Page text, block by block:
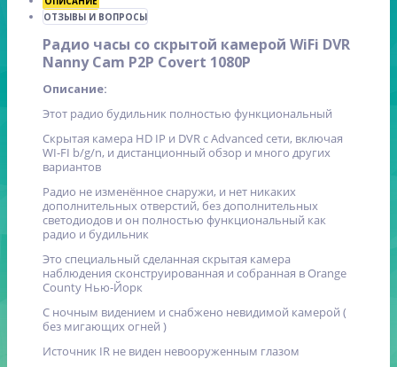
ОТЗЫВЫ И ВОПРОСЫ
Радио часы со скрытой камерой WiFi DVR
Nanny Cam P2P Covert 1080P
Описание:
Этот радио будильник полностью функциональный
Скрытая камера HD IP и DVR с Advanced сети, включая
WI-FI b/g/n, и дистанционный обзор и много других
вариантов
Радио не изменённое снаружи, и нет никаких
дополнительных отверстий, без дополнительных
светодиодов и он полностью функциональный как
радио и будильник
Это специальный сделанная скрытая камера
наблюдения сконструированная и собранная в Orange
County Нью-Йорк
С ночным видением и снабжено невидимой камерой (
без мигающих огней )
Источник IR не виден невооруженным глазом